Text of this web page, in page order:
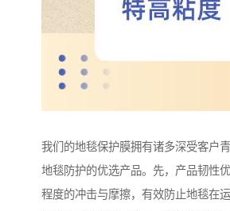
我们的地毯保护膜拥有诸多深受客户
地毯防护的优选产品。先，产品韧性
程度的冲击与摩擦，有效防止地毯在